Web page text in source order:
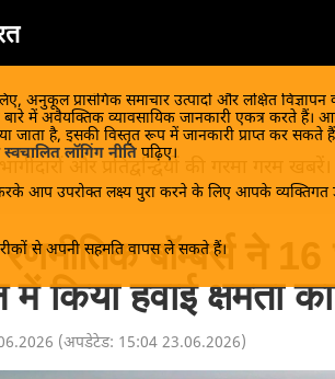
अनुकूल प्रासंगिक समाचार उत्पादों और लक्षित
में अवैयक्तिक व्यावसायिक जानकारी एकत्र करते हैं।
है, इसकी विस्तृत रूप में जानकारी प्राप्त कर सकते
लॉगिंग नीति पढ़िए।
आप उपरोक्त लक्ष्य पुरा करने के लिए आपके व्यक्तिगत
से अपनी सहमति वापस ले सकते हैं।
और प्रतिद्वन्द्वियों की गरमा गरम खबरें।
बॉम्बर्स ने
में किया हवाई क्षमता
(अपडेटेड: 15:04 23.06.2026)